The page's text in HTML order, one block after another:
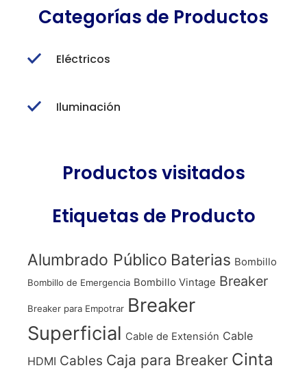
Categorías de Productos
Eléctricos
Iluminación
Productos visitados
Etiquetas de Producto
Alumbrado Público Baterias Bombillo
Bombillo de Emergencia Bombillo Vintage Breaker
Breaker para Empotrar Breaker
Superficial Cable de Extensión Cable
HDMI Cables Caja para Breaker Cinta